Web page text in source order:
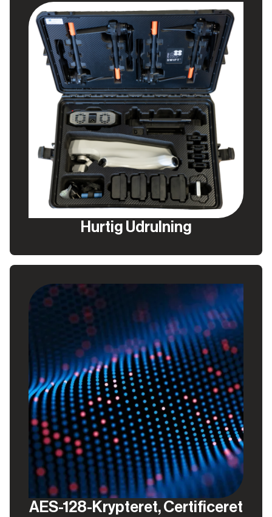
AES-128-Krypteret, Certificeret
Hurtig Udrulning